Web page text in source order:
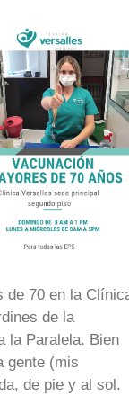
de 70 en la
de la
la Paralela. Bien
gente (mis
de pie y al sol.